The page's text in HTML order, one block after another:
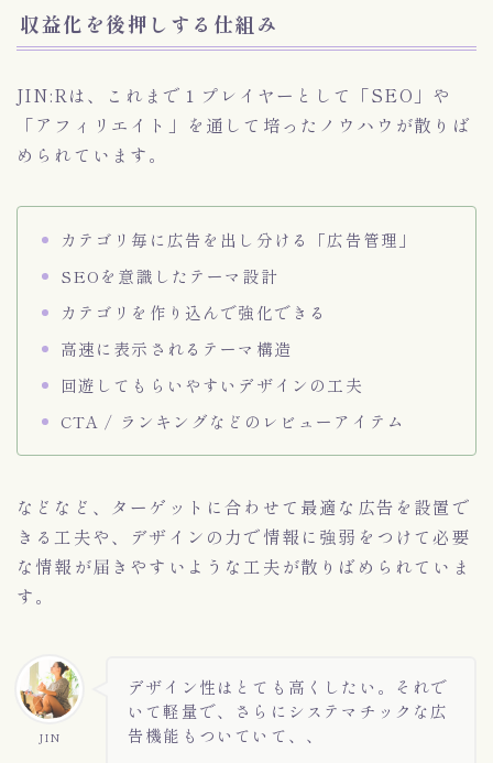
収益化を後押しする仕組み
JIN:Rは、これまで１プレイヤーとして「SEO」や
「アフィリエイト」を通して培ったノウハウが散りば
められています。
カテゴリ毎に広告を出し分ける「広告管理」
SEOを意識したテーマ設計
カテゴリを作り込んで強化できる
高速に表示されるテーマ構造
回遊してもらいやすいデザインの工夫
CTA / ランキングなどのレビューアイテム
などなど、ターゲットに合わせて最適な広告を設置で
きる工夫や、デザインの力で情報に強弱をつけて必要
な情報が届きやすいような工夫が散りばめられていま
す。
JIN
デザイン性はとても高くしたい。それで
いて軽量で、さらにシステマチックな広
告機能もついていて、、